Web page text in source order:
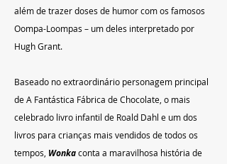
além de trazer doses de humor com os famosos
Oompa-Loompas – um deles interpretado por
Hugh Grant.
Baseado no extraordinário personagem principal
de A Fantástica Fábrica de Chocolate, o mais
celebrado livro infantil de Roald Dahl e um dos
livros para crianças mais vendidos de todos os
tempos, Wonka conta a maravilhosa história de